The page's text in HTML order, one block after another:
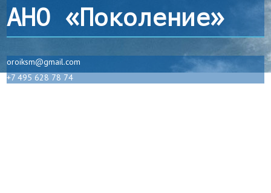
АНО «Поколение»
oroiksm@gmail.com
+7 495 628 78 74